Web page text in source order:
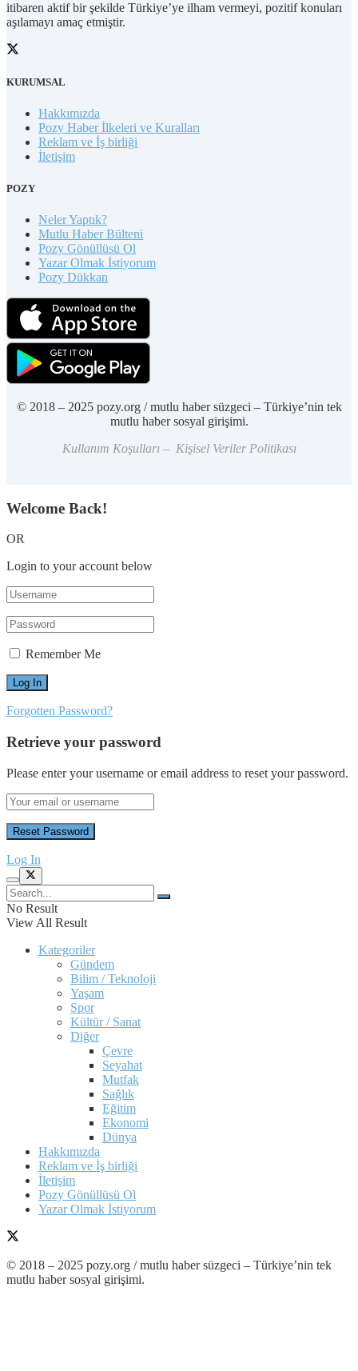
itibaren aktif bir şekilde Türkiye’ye ilham vermeyi, pozitif konuları
aşılamayı amaç etmiştir.
KURUMSAL
Hakkımızda
Pozy Haber İlkeleri ve Kuralları
Reklam ve İş birliği
İletişim
POZY
Neler Yaptık?
Mutlu Haber Bülteni
Pozy Gönüllüsü Ol
Yazar Olmak İstiyorum
Pozy Dükkan
© 2018 – 2025 pozy.org / mutlu haber süzgeci – Türkiye’nin tek
mutlu haber sosyal girişimi.
Kullanım Koşulları – Kişisel Veriler Politikası
Welcome Back!
OR
Login to your account below
Remember Me
Forgotten Password?
Retrieve your password
Please enter your username or email address to reset your password.
Log In
No Result
View All Result
Kategoriler
Gündem
Bilim / Teknoloji
Yaşam
Spor
Kültür / Sanat
Diğer
Çevre
Seyahat
Mutfak
Sağlık
Eğitim
Ekonomi
Dünya
Hakkımızda
Reklam ve İş birliği
İletişim
Pozy Gönüllüsü Ol
Yazar Olmak İstiyorum
© 2018 – 2025 pozy.org / mutlu haber süzgeci – Türkiye’nin tek
mutlu haber sosyal girişimi.